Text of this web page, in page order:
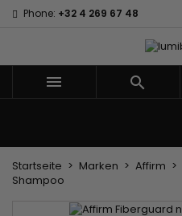
Phone: +32 4 269 67 48
 
Startseite Marken Affirm
Shampoo